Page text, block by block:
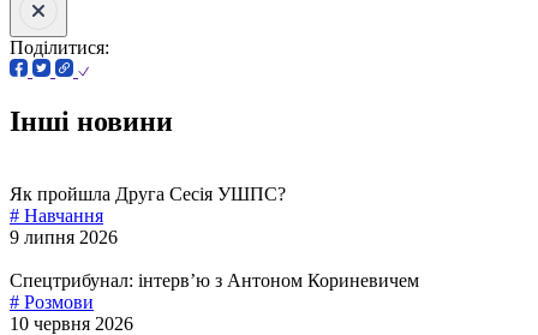
Поділитися:
Інші новини
Як пройшла Друга Сесія УШПС?
# Навчання
9 липня 2026
Спецтрибунал: інтервʼю з Антоном Кориневичем
# Розмови
10 червня 2026